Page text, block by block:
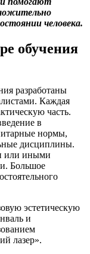
человека.
обучения
разработаны
Каждая
часть.
в
нормы,
дисциплины.
или иными
Большое
эстетическую
и
лазер».